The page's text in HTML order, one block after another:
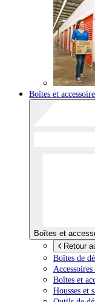
Boîtes et
Boîtes et
Retour
Boîtes de
Boîtes et
Housses et